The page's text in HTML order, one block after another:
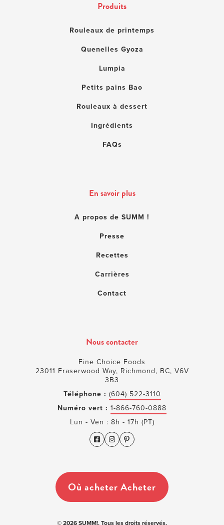
Produits
Rouleaux de printemps
Quenelles Gyoza
Lumpia
Petits pains Bao
Rouleaux à dessert
Ingrédients
FAQs
En savoir plus
A propos de SUMM !
Presse
Recettes
Carrières
Contact
Nous contacter
Fine Choice Foods
23011 Fraserwood Way, Richmond, BC, V6V
3B3
Téléphone : (604) 522-3110
Numéro vert : 1-866-760-0888
Lun - Ven : 8h - 17h (PT)
Où acheter Acheter
© 2026 SUMM!. Tous les droits réservés.